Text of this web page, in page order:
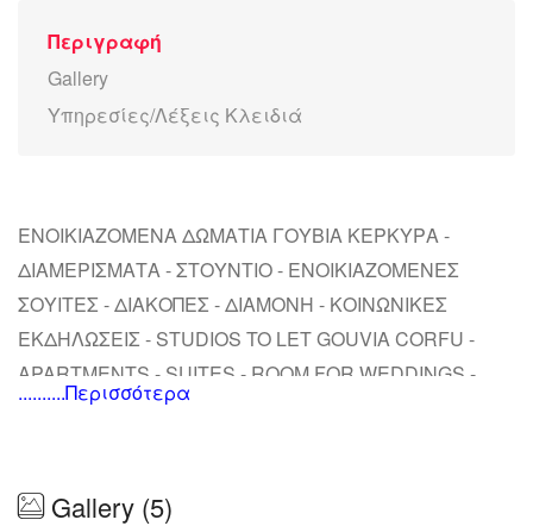
Περιγραφή
Gallery
Υπηρεσίες/Λέξεις Κλειδιά
ΕΝΟΙΚΙΑΖΟΜΕΝΑ ΔΩΜΑΤΙΑ ΓΟΥΒΙΑ ΚΕΡΚΥΡΑ -
ΔΙΑΜΕΡΙΣΜΑΤΑ - ΣΤΟΥΝΤΙΟ - ΕΝΟΙΚΙΑΖΟΜΕΝΕΣ
ΣΟΥΙΤΕΣ - ΔΙΑΚΟΠΕΣ - ΔΙΑΜΟΝΗ - ΚΟΙΝΩΝΙΚΕΣ
ΕΚΔΗΛΩΣΕΙΣ - STUDIOS TO LET GOUVIA CORFU -
APARTMENTS - SUITES - ROOM FOR WEDDINGS -
WEDDING HALL - ACCOMMODATION - COUNTRYSIDE
..........Περισσότερα
Gallery (5)